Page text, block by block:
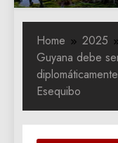
Home 2025
Guyana debe
Esequibo